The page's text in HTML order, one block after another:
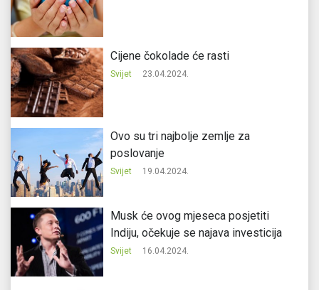
Cijene čokolade će rasti
Svijet 23.04.2024.
Ovo su tri najbolje zemlje za
poslovanje
Svijet 19.04.2024.
Musk će ovog mjeseca posjetiti
Indiju, očekuje se najava investicija
Svijet 16.04.2024.